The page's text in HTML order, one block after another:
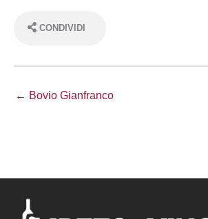
CONDIVIDI
← Bovio Gianfranco